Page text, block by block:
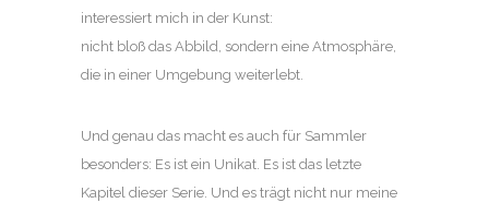
interessiert mich in der Kunst:
nicht bloß das Abbild, sondern eine Atmosphäre,
die in einer Umgebung weiterlebt.
Und genau das macht es auch für Sammler
besonders: Es ist ein Unikat. Es ist das letzte
Kapitel dieser Serie. Und es trägt nicht nur meine